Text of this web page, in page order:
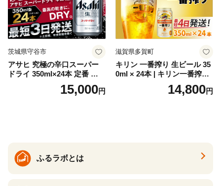
茨城県守谷市
アサヒ 究極の辛口スーパー
ドライ 350ml×24本 定番 ビー
ル 缶ビール 酒 お酒 アルコー
15,000円
滋賀県多賀町
キリン 一番搾り 生ビール 35
0ml × 24本 | キリン一番搾り
キリンビール 一番搾り ビー
ル 24缶 きりんいちばんしぼ
14,800円
ふるラボとは